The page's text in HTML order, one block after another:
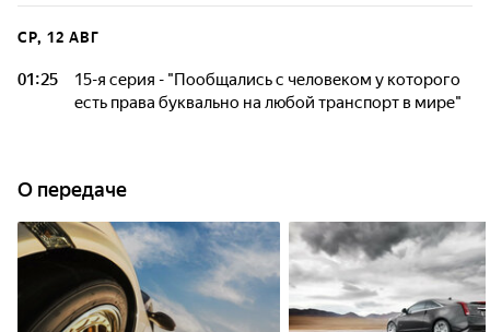
СР, 12 АВГ
01:25
15-я серия - "Пообщались с человеком у которого
есть права буквально на любой транспорт в мире"
О передаче